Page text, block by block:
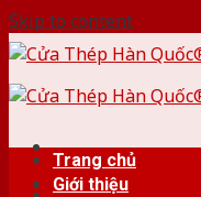
Skip to content
Trang chủ
Giới thiệu